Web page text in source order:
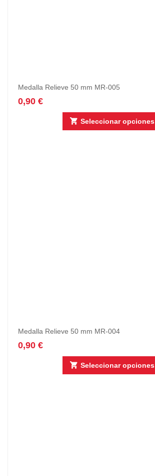
Medalla Relieve 50 mm MR-005
0,90 €
Seleccionar opciones
Medalla Relieve 50 mm MR-004
0,90 €
Seleccionar opciones